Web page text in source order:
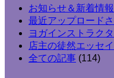
お知らせ＆新着情報
最近アップロード
ヨガインストラク
店主の徒然エッセ
全ての記事 (114)